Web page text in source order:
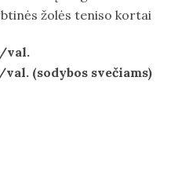
žolės teniso kortai
val.
val. (sodybos svečiams)